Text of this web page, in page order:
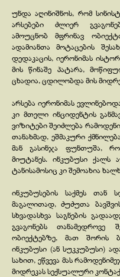
უნდა აღინიშნოს, რომ
არსებები ძლიერ
ამოუცნობ მფრინავ
ადამიანთა მოტაცების
დედაკაცის, იერონიმას
მის წინაშე პატარა,
ცხადია, ცდილობდა მის
არსება იერონიმას
კი მთელი ინციდენტის
ვიზიტები შეიძლება
თანახმად, ეშმაკური
მან გასინჯა ფუნთუშა,
მიუტანეს. ინკუბუსი
ტანისამოსიც კი შემოახია
ინკუბუსების საქმეს თან
მაგალითად, ძუძუთა
სხვადასხვა საგნების
გვაგონებს თანამედროვე
ობიექტებზე, მათ შორის
ინკუბუსი (ან სუკკუბუსი)
სახით, ეწვევა მას
მიდრეკას სექსუალური